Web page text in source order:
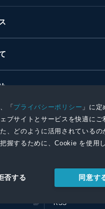
「プライバシーポリシー 」に定
ブサイトとサービスを快適にご
、どのように活用されているの
握するために、Cookie を使用
否する 同意す
プレスリリース取
RSS